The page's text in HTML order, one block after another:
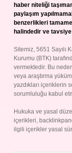
haber niteliği
paylaşım
benzerlikleri
halindedir ve
Sitemiz, 5651 Sayılı
Kurumu (BTK)
vermektedir. Bu
veya araştırma
yazdıkları içeriklerin
sorumluluğu kabul
Hukuka ve yasal
içerikleri,
ilgili içerikler yasal